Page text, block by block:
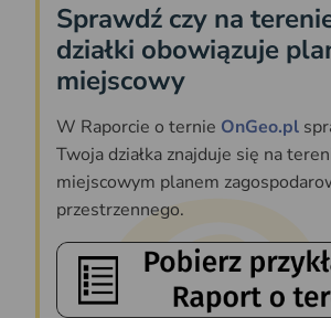
Sprawdź czy na
działki obowiązuje
miejscowy
W Raporcie o ternie OnGeo.pl
Twoja działka znajduje się na
miejscowym planem
przestrzennego.